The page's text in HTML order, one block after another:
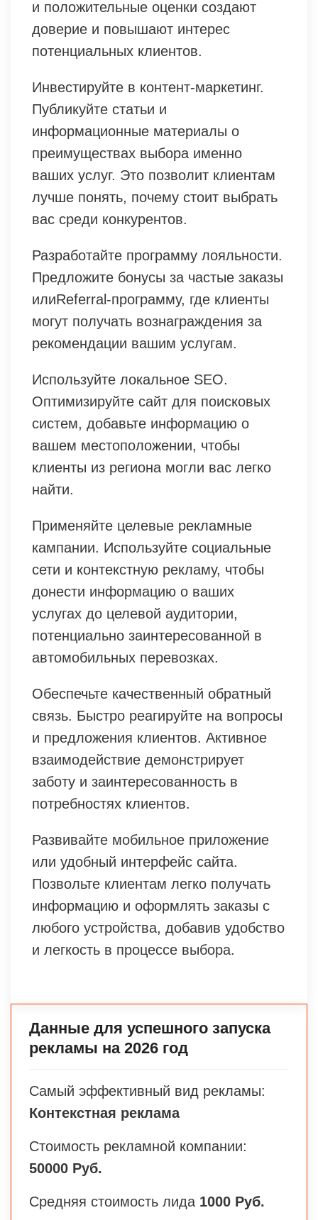
и положительные оценки создают
доверие и повышают интерес
потенциальных клиентов.
Инвестируйте в контент-маркетинг.
Публикуйте статьи и
информационные материалы о
преимуществах выбора именно
ваших услуг. Это позволит клиентам
лучше понять, почему стоит выбрать
вас среди конкурентов.
Разработайте программу лояльности.
Предложите бонусы за частые заказы
илиReferral-программу, где клиенты
могут получать вознаграждения за
рекомендации вашим услугам.
Используйте локальное SEO.
Оптимизируйте сайт для поисковых
систем, добавьте информацию о
вашем местоположении, чтобы
клиенты из региона могли вас легко
найти.
Применяйте целевые рекламные
кампании. Используйте социальные
сети и контекстную рекламу, чтобы
донести информацию о ваших
услугах до целевой аудитории,
потенциально заинтересованной в
автомобильных перевозках.
Обеспечьте качественный обратный
связь. Быстро реагируйте на вопросы
и предложения клиентов. Активное
взаимодействие демонстрирует
заботу и заинтересованность в
потребностях клиентов.
Развивайте мобильное приложение
или удобный интерфейс сайта.
Позвольте клиентам легко получать
информацию и оформлять заказы с
любого устройства, добавив удобство
и легкость в процессе выбора.
Данные для успешного запуска
рекламы на 2026 год
Самый эффективный вид рекламы:
Контекстная реклама
Стоимость рекламной компании:
50000 Руб.
Средняя стоимость лида 1000 Руб.